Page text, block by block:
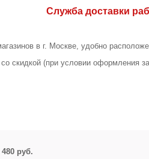
Служба доставки
в г. Москве, удобно
со скидкой (при условии оформления
480 руб.